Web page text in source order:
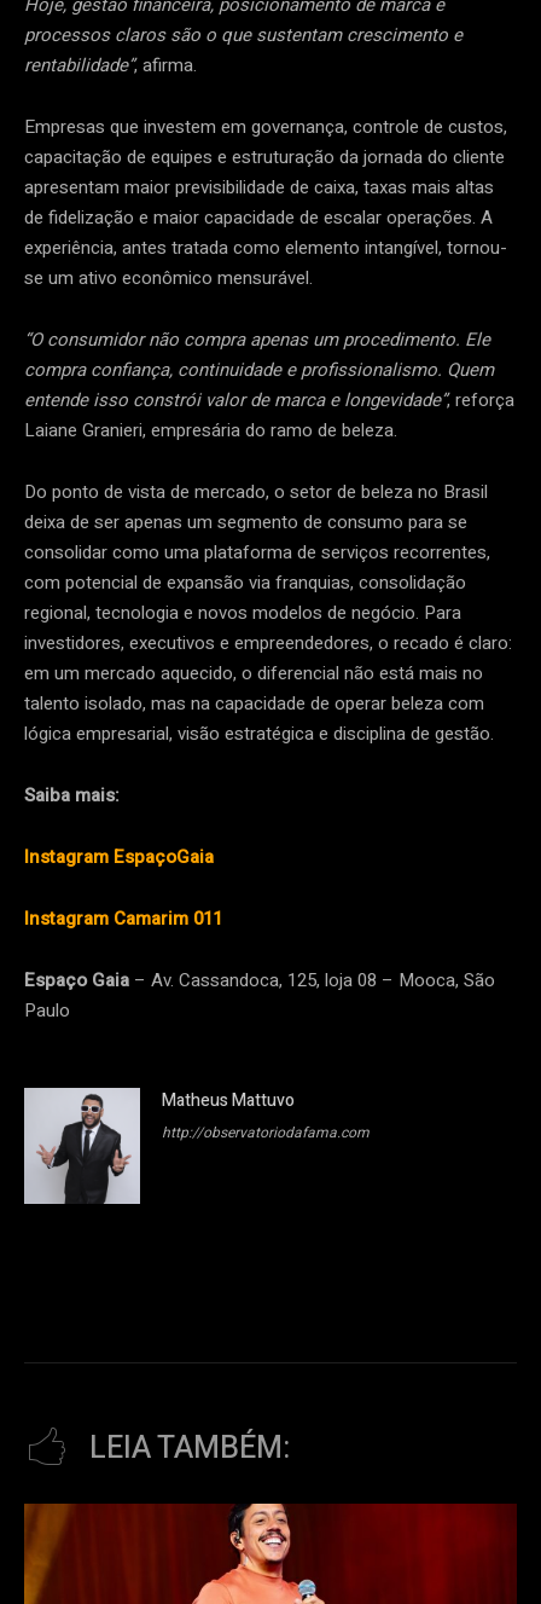
Hoje, gestão financeira, posicionamento de marca e
processos claros são o que sustentam crescimento e
rentabilidade”, afirma.
Empresas que investem em governança, controle de custos,
capacitação de equipes e estruturação da jornada do cliente
apresentam maior previsibilidade de caixa, taxas mais altas
de fidelização e maior capacidade de escalar operações. A
experiência, antes tratada como elemento intangível, tornou-
se um ativo econômico mensurável.
“O consumidor não compra apenas um procedimento. Ele
compra confiança, continuidade e profissionalismo. Quem
entende isso constrói valor de marca e longevidade”, reforça
Laiane Granieri, empresária do ramo de beleza.
Do ponto de vista de mercado, o setor de beleza no Brasil
deixa de ser apenas um segmento de consumo para se
consolidar como uma plataforma de serviços recorrentes,
com potencial de expansão via franquias, consolidação
regional, tecnologia e novos modelos de negócio. Para
investidores, executivos e empreendedores, o recado é claro:
em um mercado aquecido, o diferencial não está mais no
talento isolado, mas na capacidade de operar beleza com
lógica empresarial, visão estratégica e disciplina de gestão.
Saiba mais:
Instagram EspaçoGaia
Instagram Camarim 011
Espaço Gaia – Av. Cassandoca, 125, loja 08 – Mooca, São
Paulo
Matheus Mattuvo
http://observatoriodafama.com
LEIA TAMBÉM: